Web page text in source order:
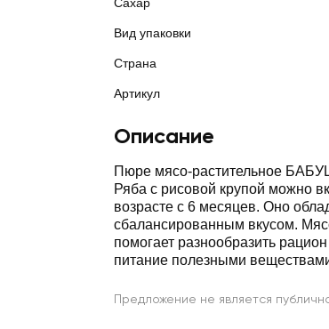
Вид упаковки
Страна
Артикул
Описание
Пюре мясо-растительное
Ряба с рисовой крупой можно
возрасте с 6 месяцев. Оно
сбалансированным вкусом.
помогает разнообразить
питание полезными
Предложение не является